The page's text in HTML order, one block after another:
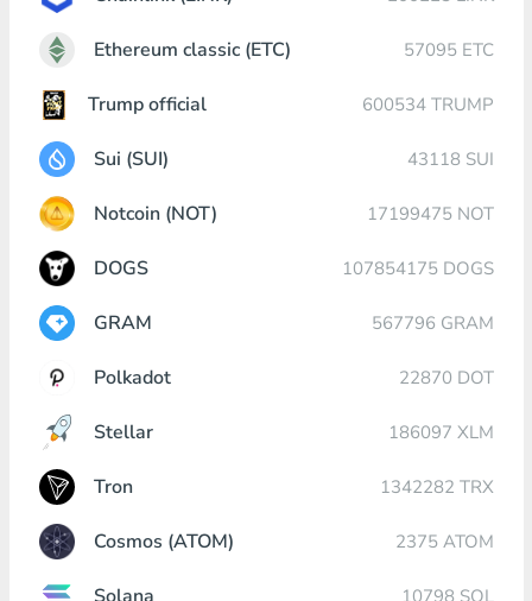
Ethereum classic (ETC) 57095 ETC
Trump official 600534 TRUMP
Sui (SUI) 43118 SUI
Notcoin (NOT) 17199475 NOT
DOGS 107854175 DOGS
GRAM 567796 GRAM
Polkadot 22870 DOT
Stellar 186097 XLM
Tron 1342282 TRX
Cosmos (ATOM) 2375 ATOM
10798 SOL